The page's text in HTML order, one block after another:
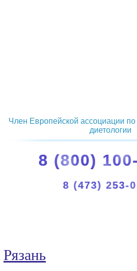
Член Европейской ассоциации
диетологии
8 (800)
8 (473) 253-
Рязань